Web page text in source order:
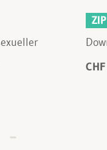
ZIP